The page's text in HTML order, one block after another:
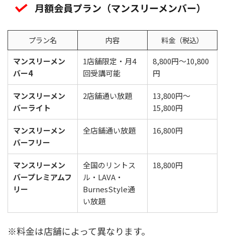
月額会員プラン（マンスリーメンバー）
プラン名 内容
料金（税込）
マンスリーメン
バー4
1店舗限定・月4
回受講可能
8,800円〜10,800
円
マンスリーメン
バーライト
2店舗通い放題
13,800円〜
15,800円
マンスリーメン
バーフリー
全店舗通い放題 16,800円
マンスリーメン
バープレミアムフ
リー
全国のリントス
ル・LAVA・
BurnesStyle通
い放題
18,800円
※料金は店舗によって異なります。